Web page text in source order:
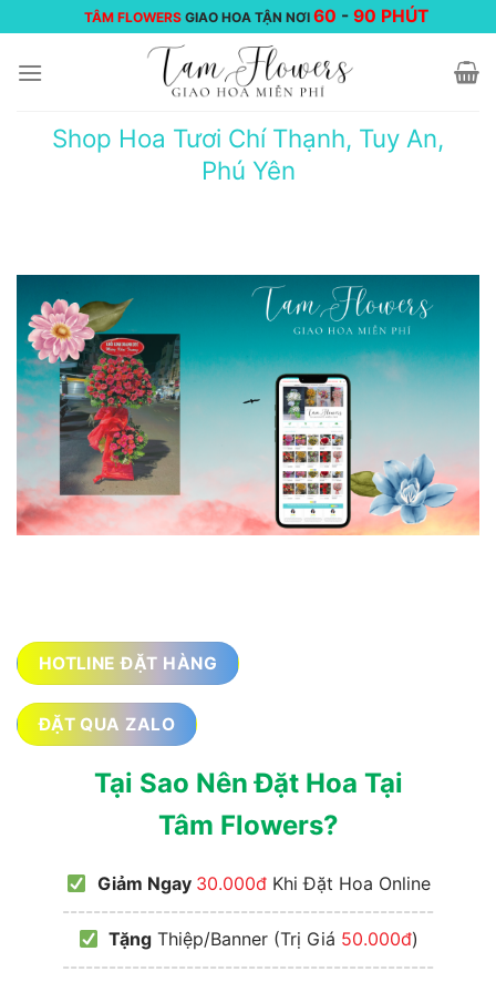
đến
nội
TÂM FLOWERS GIAO HOA TẬN NƠI 60 -90 PHÚT
Shop Hoa Tươi Chí Thạnh, Tuy An,
Phú Yên
HOTLINE ĐẶT HÀNG
ĐẶT QUA ZALO
Tại Sao Nên Đặt Hoa Tại
Tâm Flowers?
Giảm Ngay 30.000đKhi Đặt Hoa Online
------------------------------------------------
TặngThiệp/Banner (Trị Giá 50.000đ)
------------------------------------------------